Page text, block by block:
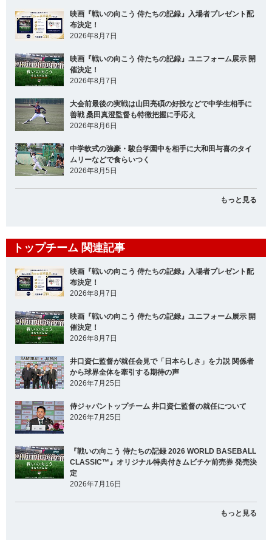
映画『戦いの向こう 侍たちの記録』入場者プレゼント配
布決定！
2026年8月7日
映画『戦いの向こう 侍たちの記録』ユニフォーム展示 開
催決定！
2026年8月7日
大会前最後の実戦は山田亮碩の好投などで中学生相手に
善戦 桑田真澄監督も特徴把握に手応え
2026年8月6日
中学軟式の強豪・駿台学園中を相手に大和田与喜のタイ
ムリーなどで食らいつく
2026年8月5日
もっと見る
トップチーム 関連記事
映画『戦いの向こう 侍たちの記録』入場者プレゼント配
布決定！
2026年8月7日
映画『戦いの向こう 侍たちの記録』ユニフォーム展示 開
催決定！
2026年8月7日
井口資仁監督が就任会見で「日本らしさ」を力説 関係者
から球界全体を牽引する期待の声
2026年7月25日
侍ジャパントップチーム 井口資仁監督の就任について
2026年7月25日
『戦いの向こう 侍たちの記録 2026 WORLD BASEBALL
CLASSIC™』オリジナル特典付きムビチケ前売券 発売決
定
2026年7月16日
もっと見る